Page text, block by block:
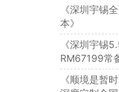
《深圳宇锡
本》
《深圳宇锡
RM67199常
《顺境是暂